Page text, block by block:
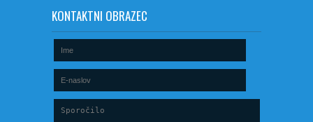
KONTAKTNI OBRAZEC